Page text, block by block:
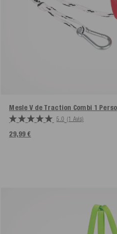
Mesle V de Traction Combi 1
5.0 (1 Avis)
29,99 €